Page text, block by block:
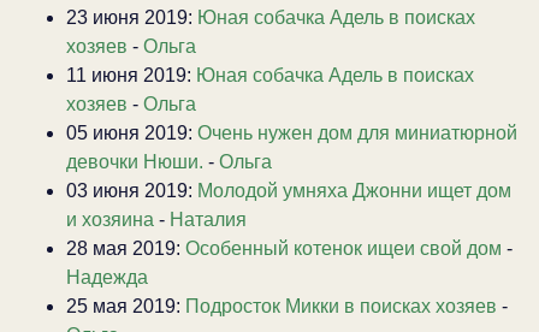
23 июня 2019: Юная собачка Адель в поисках
хозяев - Ольга
11 июня 2019: Юная собачка Адель в поисках
хозяев - Ольга
05 июня 2019: Очень нужен дом для миниатюрной
девочки Нюши. - Ольга
03 июня 2019: Молодой умняха Джонни ищет дом
и хозяина - Наталия
28 мая 2019: Особенный котенок ищеи свой дом -
Надежда
25 мая 2019: Подросток Микки в поисках хозяев -